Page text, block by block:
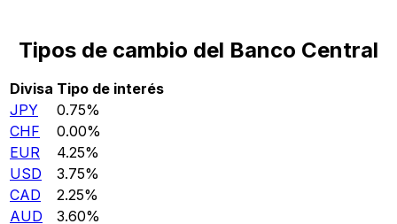
Tipos de cambio del Banco Central
Divisa Tipo de interés
JPY
0.75%
CHF
0.00%
EUR
4.25%
USD
3.75%
CAD
2.25%
AUD
3.60%